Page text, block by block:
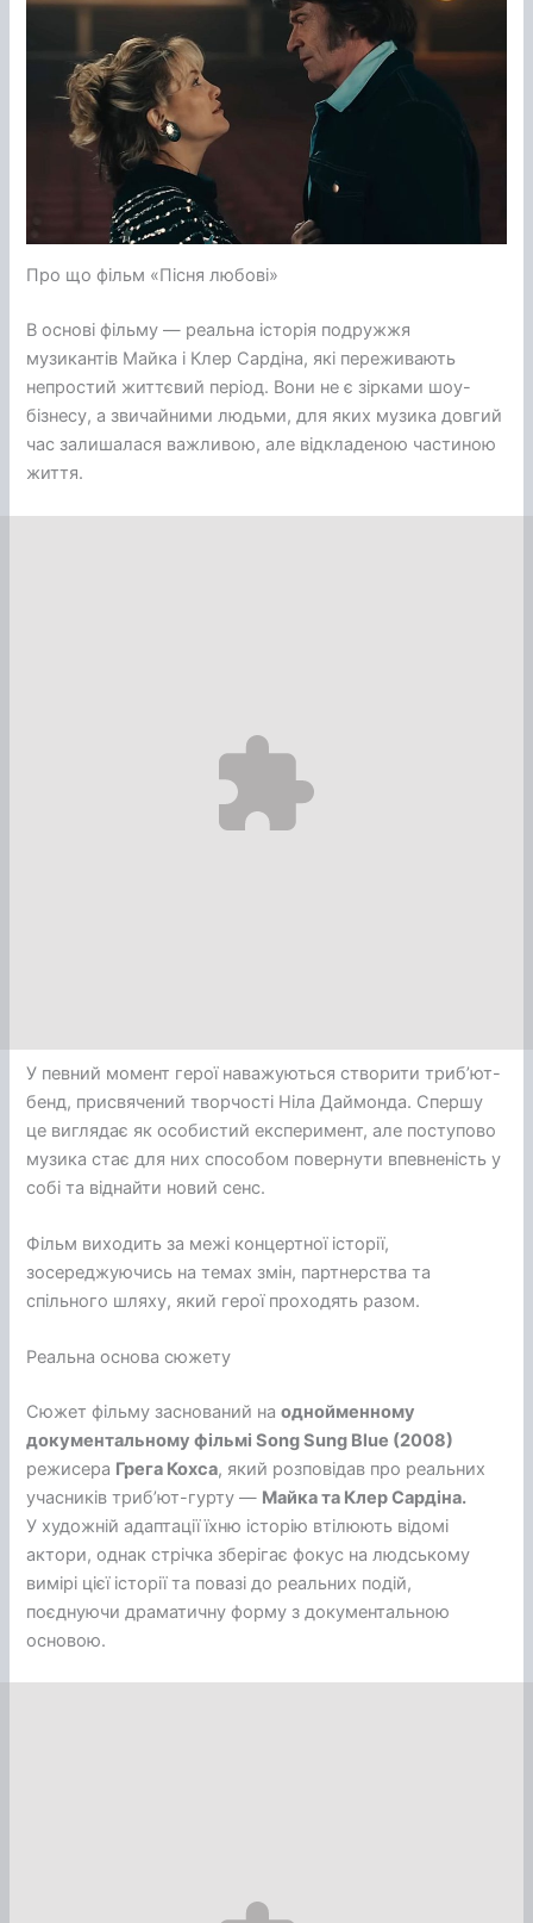
Про що фільм «Пісня любові»
В основі фільму — реальна історія подружжя
музикантів Майка і Клер Сардіна, які переживають
непростий життєвий період. Вони не є зірками шоу-
бізнесу, а звичайними людьми, для яких музика довгий
час залишалася важливою, але відкладеною частиною
життя.
У певний момент герої наважуються створити триб’ют-
бенд, присвячений творчості Ніла Даймонда. Спершу
це виглядає як особистий експеримент, але поступово
музика стає для них способом повернути впевненість у
собі та віднайти новий сенс.
Фільм виходить за межі концертної історії,
зосереджуючись на темах змін, партнерства та
спільного шляху, який герої проходять разом.
Реальна основа сюжету
Сюжет фільму заснований наоднойменному
документальному фільмі Song Sung Blue (2008)
режисера Грега Кохса, який розповідав про реальних
учасників триб’ют-гурту — Майка та Клер Сардіна.
У художній адаптації їхню історію втілюють відомі
актори, однак стрічка зберігає фокус на людському
вимірі цієї історії та повазі до реальних подій,
поєднуючи драматичну форму з документальною
основою.